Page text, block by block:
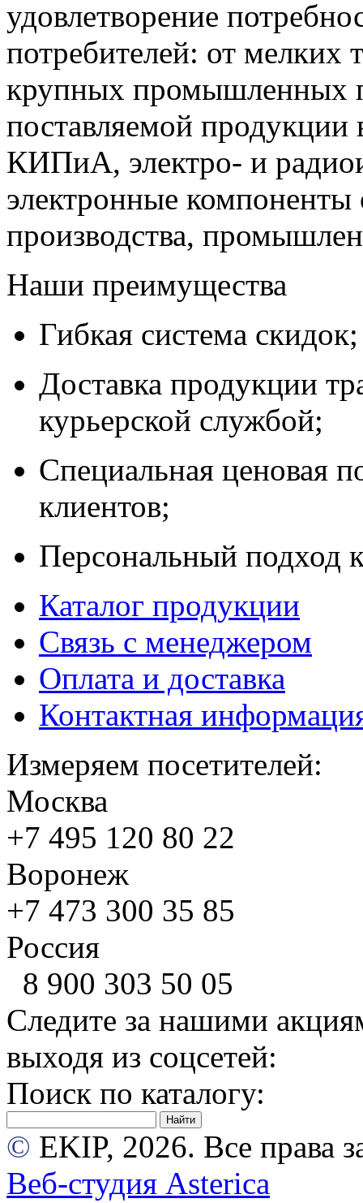
удовлетворение
потребителей: от мелких
крупных промышленных
поставляемой продукции
КИПиА, электро- и
электронные компоненты
производства,
Наши преимущества
Гибкая система скидок;
Доставка продукции
курьерской службой;
Специальная ценовая
клиентов;
Персональный подход
Каталог продукции
Связь с менеджером
Оплата и доставка
Контактная
Измеряем посетителей:
Москва
+7 495 120 80 22
Воронеж
+7 473 300 35 85
Россия
8 900 303 50 05
Следите за нашими
выходя из соцсетей:
Поиск по каталогу:
© EKIP, 2026. Все права
Веб-студия Asterica